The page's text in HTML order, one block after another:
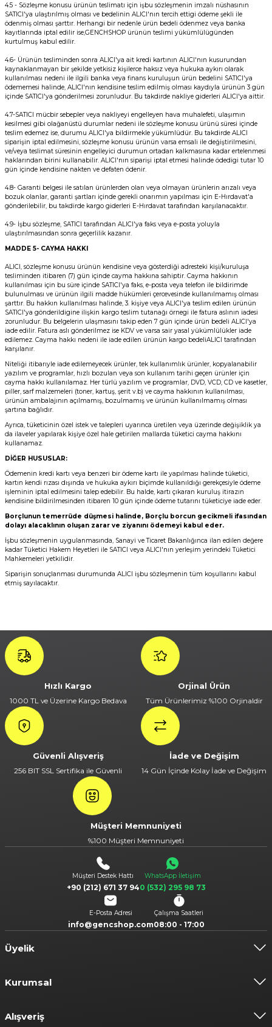
4.5 - Sözleşme konusu ürünün teslimatı için işbu sözleşmenin imzalı nüshasının
SATICI'ya ulaştırılmış olması ve bedelinin ALICI'nın tercih ettigi ödeme şekli ile
ödenmiş olması şarttır. Herhangi bir nedenle ürün bedeli ödenmez veya banka
kayıtlarında iptal edilir ise,GENCHSHOP ürünün teslimi yükümlülügünden
kurtulmuş kabul edilir.
4.6- Ürünün tesliminden sonra ALICI'ya ait kredi kartının ALICI'nın kusurundan
kaynaklanmayan bir şekilde yetkisiz kişilerce haksız veya hukuka aykırı olarak
kullanılması nedeni ile ilgili banka veya finans kuruluşun ürün bedelini SATICI'ya
ödememesi halinde, ALICI'nın kendisine teslim edilmiş olması kaydıyla ürünün 3 gün
içinde SATICI'ya gönderilmesi zorunludur. Bu takdirde nakliye giderleri ALICI'ya aittir.
4.7-SATICI mücbir sebepler veya nakliyeyi engelleyen hava muhalefeti, ulaşımın
kesilmesi gibi olağanüstü durumlar nedeni ile sözleşme konusu ürünü süresi içinde
teslim edemez ise, durumu ALICI'ya bildirmekle yükümlüdür. Bu takdirde ALICI
siparişin iptal edilmesini, sözleşme konusu ürünün varsa emsali ile değiştirilmesini,
ve/veya teslimat süresinin engelleyici durumun ortadan kalkmasına kadar ertelenmesi
haklarından birini kullanabilir. ALICI'nın siparişi iptal etmesi halinde ödedigi tutar 10
gün içinde kendisine nakten ve defaten ödenir.
4.8- Garanti belgesi ile satılan ürünlerden olan veya olmayan ürünlerin arızalı veya
bozuk olanlar, garanti şartları içinde gerekli onarımın yapılması için E-Hırdavat'a
gönderilebilir, bu takdirde kargo giderleri E-Hırdavat tarafından karşılanacaktır.
4.9- İşbu sözleşme, SATICI tarafından ALICI'ya faks veya e-posta yoluyla
ulaştırılmasından sonra geçerlilik kazanır.
MADDE 5- CAYMA HAKKI
ALICI, sözleşme konusu ürünün kendisine veya gösterdiği adresteki kişi/kuruluşa
tesliminden itibaren (7) gün içinde cayma hakkına sahiptir. Cayma hakkının
kullanılması için bu süre içinde SATICI'ya faks, e-posta veya telefon ile bildirimde
bulunulması ve ürünün ilgili madde hükümleri çercevesinde kullanılmamış olması
şarttır. Bu hakkın kullanılması halinde, 3. kişiye veya ALICI'ya teslim edilen ürünün
SATICI'ya gönderildigine ilişkin kargo teslim tutanağı örnegi ile fatura aslının iadesi
zorunludur. Bu belgelerin ulaşmasını takip eden 7 gün içinde ürün bedeli ALICI'ya
iade edilir. Fatura aslı gönderilmez ise KDV ve varsa sair yasal yükümlülükler iade
edilemez. Cayma hakkı nedeni ile iade edilen ürünün kargo bedeliALICI tarafından
karşılanır.
Niteliği itibarıyle iade edilemeyecek ürünler, tek kullanımlık ürünler, kopyalanabilir
yazılım ve programlar, hızlı bozulan veya son kullanım tarihi geçen ürünler için
cayma hakkı kullanılamaz. Her türlü yazılım ve programlar, DVD, VCD, CD ve kasetler,
piller, sarf malzemeleri (toner, kartuş, şerit v.b) ve cayma hakkının kullanılması,
ürünün ambalajının açılmamış, bozulmamış ve ürünün kullanılmamış olması
şartına bağlıdır.
Ayrıca, tüketicinin özel istek ve talepleri uyarınca üretilen veya üzerinde değişiklik ya
da ilaveler yapılarak kişiye özel hale getirilen mallarda tüketici cayma hakkını
kullanamaz.
DİĞER HUSUSLAR:
Ödemenin kredi kartı veya benzeri bir ödeme kartı ile yapılması halinde tüketici,
kartın kendi rızası dışında ve hukuka aykırı biçimde kullanıldığı gerekçesiyle ödeme
işleminin iptal edilmesini talep edebilir. Bu halde, kartı çıkaran kuruluş itirazın
kendisine bildirilmesinden itibaren 10 gün içinde ödeme tutarını tüketiciye iade eder.
Borçlunun temerrüde düşmesi halinde, Borçlu borcun gecikmeli ifasından
dolayı alacaklının oluşan zarar ve ziyanını ödemeyi kabul eder.
İşbu sözleşmenin uygulanmasında, Sanayi ve Ticaret Bakanlığınca ilan edilen değere
kadar Tüketici Hakem Heyetleri ile SATICI veya ALICI'nın yerleşim yerindeki Tüketici
Mahkemeleri yetkilidir.
Siparişin sonuçlanması durumunda ALICI işbu sözleşmenin tüm koşullarını kabul
etmiş sayılacaktır.
Hızlı Kargo
1000 TL ve Üzerine Kargo Bedava
Orjinal Ürün
Tüm Ürünlerimiz %100 Orjinaldir
Güvenli Alışveriş
256 BIT SSL Sertifika ile Güvenli
İade ve Değişim
14 Gün İçinde Kolay İade ve Değişim
Müşteri Memnuniyeti
%100 Müşteri Memnuniyeti
Müşteri Destek Hattı
+90 (212) 671 37 94
WhatsApp İletişim
0 (532) 295 98 73
E-Posta Adresi
info@gencshop.com
Çalışma Saatleri
08:00 - 17:00
Üyelik
Kurumsal
Alışveriş